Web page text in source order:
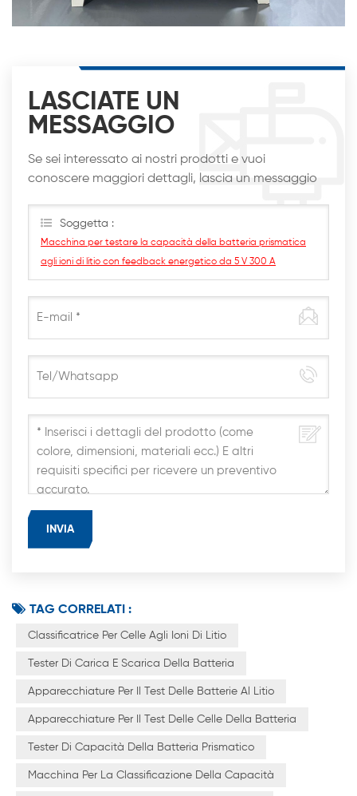
LASCIATE UN
MESSAGGIO
Se sei interessato ai nostri prodotti e vuoi
conoscere maggiori dettagli, lascia un messaggio
Soggetta :
Macchina per testare la capacità della batteria prismatica
agli ioni di litio con feedback energetico da 5 V 300 A
TAG CORRELATI :
Classificatrice Per Celle Agli Ioni Di Litio
Tester Di Carica E Scarica Della Batteria
Apparecchiature Per Il Test Delle Batterie Al Litio
Apparecchiature Per Il Test Delle Celle Della Batteria
Tester Di Capacità Della Batteria Prismatico
Macchina Per La Classificazione Della Capacità